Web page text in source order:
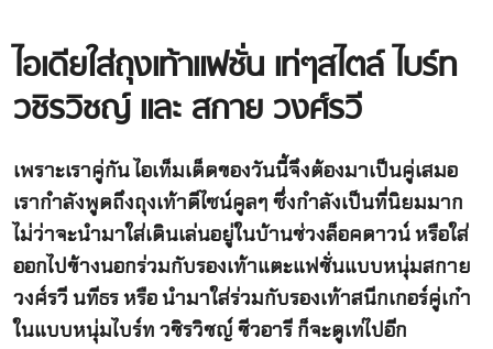
ไอเดียใส่ถุงเท้าแฟชั่น เท่ๆสไตล์ ไบร์ท
วชิรวิชญ์ และ สกาย วงศ์รวี
เพราะเราคู่กัน ไอเท็มเด็ดของวันนี้จึงต้องมาเป็นคู่เสมอ
เรากำลังพูดถึงถุงเท้าดีไซน์คูลๆ ซึ่งกำลังเป็นที่นิยมมาก
ไม่ว่าจะนำมาใส่เดินเล่นอยู่ในบ้านช่วงล็อคดาวน์ หรือใส่
ออกไปข้างนอกร่วมกับรองเท้าแตะแฟชั่นแบบหนุ่มสกาย
วงศ์รวี นทีธร หรือ นำมาใส่ร่วมกับรองเท้าสนีกเกอร์คู่เก๋า
ในแบบหนุ่มไบร์ท วชิรวิชญ์ ชีวอารี ก็จะดูเท่ไปอีก